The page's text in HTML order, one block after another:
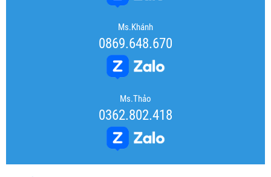
Ms.Khánh
0869.648.670
Ms.Thảo
0362.802.418